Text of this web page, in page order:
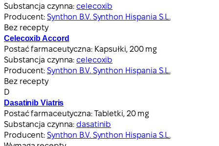
Substancja czynna: celecoxib
Producent: Synthon B.V. Synthon Hispania S.L.
Bez recepty
Celecoxib Accord
Postać farmaceutyczna: Kapsułki, 200 mg
Substancja czynna: celecoxib
Producent: Synthon B.V. Synthon Hispania S.L.
Bez recepty
D
Dasatinib Viatris
Postać farmaceutyczna: Tabletki, 20 mg
Substancja czynna: dasatinib
Producent: Synthon B.V. Synthon Hispania S.L.